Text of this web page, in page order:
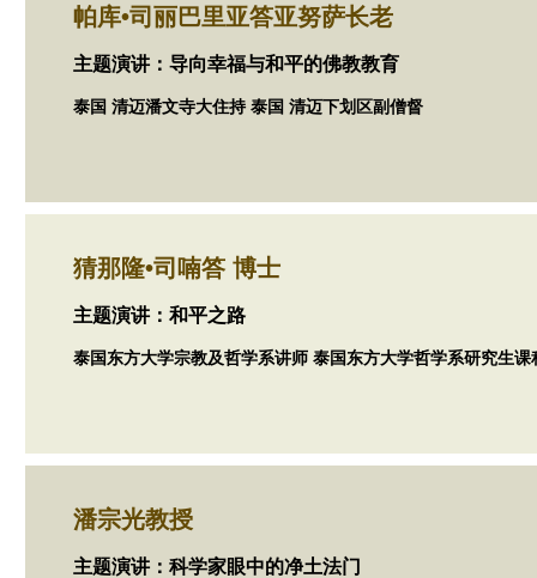
帕库•司丽巴里亚答亚努萨长老
主题演讲：导向幸福与和平的佛教教育
泰国 清迈潘文寺大住持 泰国 清迈下划区副僧督
猜那隆•司喃答 博士
主题演讲：和平之路
泰国东方大学宗教及哲学系讲师 泰国东方大学哲学系研究生课
潘宗光教授
主题演讲：科学家眼中的净土法门